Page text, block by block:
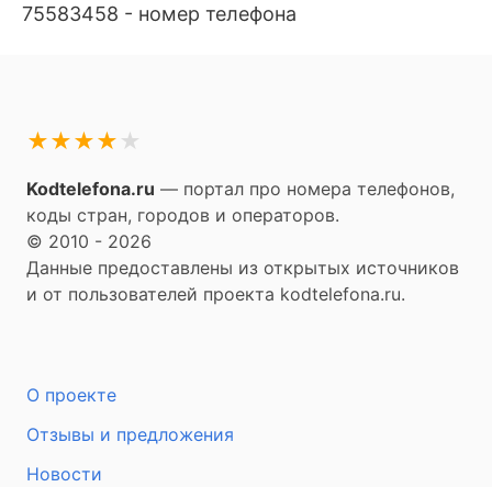
75583458 - номер телефона
★
★
★
★
★
Kodtelefona.ru — портал про номера телефонов,
коды стран, городов и операторов.
© 2010 - 2026
Данные предоставлены из открытых источников
и от пользователей проекта kodtelefona.ru.
О проекте
Отзывы и предложения
Новости